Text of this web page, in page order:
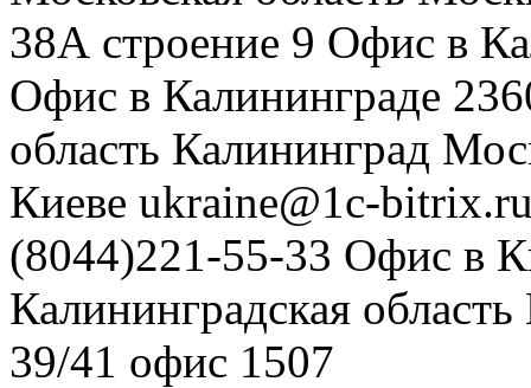
38А строение 9 Офис в
Офис в Калининграде
область Калининград
Киеве ukraine@1c-
(8044)221-55-33 Офис в
Калининградская область
39/41 офис 1507